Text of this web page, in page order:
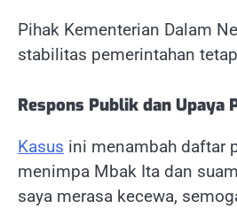
Pihak Kementerian Dalam
stabilitas pemerintahan
Respons Publik dan Upaya
Kasus ini menambah daftar
menimpa Mbak Ita dan
saya merasa kecewa,